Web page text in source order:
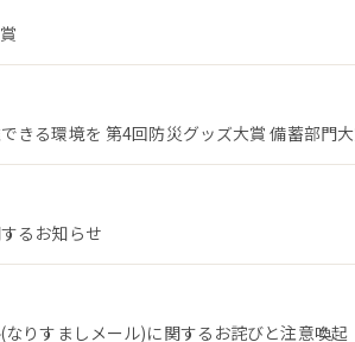
きる環境を 第4回防災グッズ大賞 備蓄部門
るお知らせ
りすましメール)に関するお詫びと注意喚起